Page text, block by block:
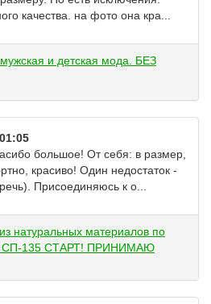
качества. на фото она кра...
и детская мода. БЕЗ
большое! От себя: в размер,
красиво! Один недостаток -
Присоединяюсь к о...
натуральных материалов по
СП-135 СТАРТ! ПРИНИМАЮ